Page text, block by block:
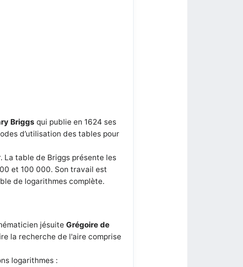
Briggs qui publie en 1624 ses
d’utilisation des tables pour
La table de Briggs présente les
et 100 000. Son travail est
de logarithmes complète.
jésuiteGrégoire de
la recherche de l'aire comprise
logarithmes :